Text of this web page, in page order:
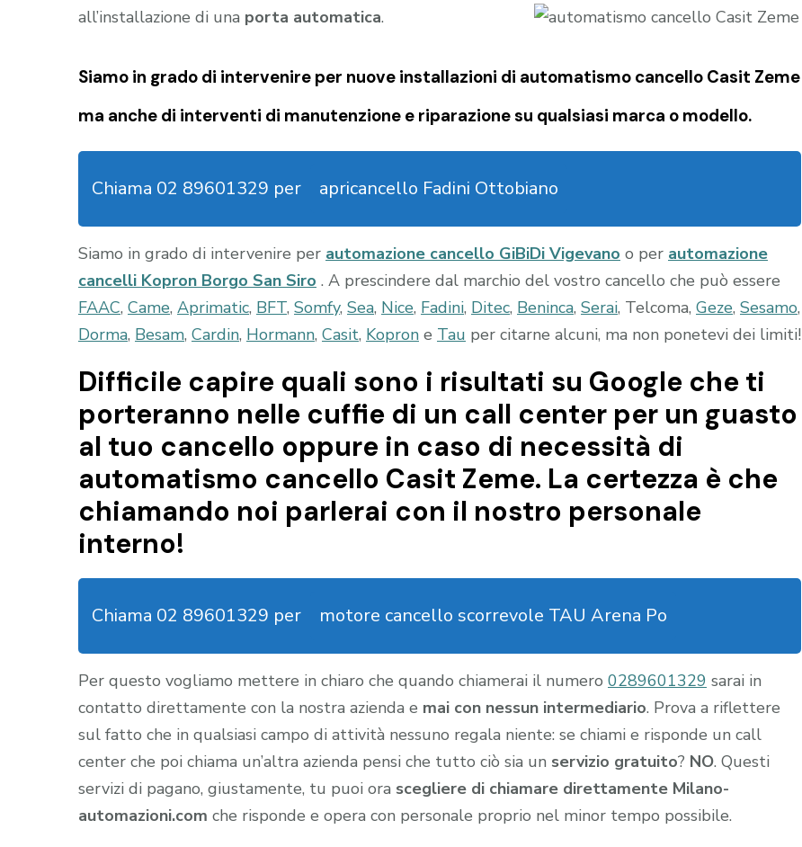
all’installazione di una porta automatica.
Siamo in grado di intervenire per nuove installazioni di automatismo cancello Casit Zeme
ma anche di interventi di manutenzione e riparazione su qualsiasi marca o modello.
Chiama 02 89601329 per apricancello Fadini Ottobiano
Siamo in grado di intervenire per automazione cancello GiBiDi Vigevano o per automazione
cancelli Kopron Borgo San Siro . A prescindere dal marchio del vostro cancello che può essere
FAAC, Came, Aprimatic, BFT, Somfy, Sea, Nice, Fadini, Ditec, Beninca, Serai, Telcoma, Geze, Sesamo,
Dorma, Besam, Cardin, Hormann, Casit, Kopron e Tau per citarne alcuni, ma non ponetevi dei limiti!
Difficile capire quali sono i risultati su Google che ti
porteranno nelle cuffie di un call center per un guasto
al tuo cancello oppure in caso di necessità di
automatismo cancello Casit Zeme. La certezza è che
chiamando noi parlerai con il nostro personale
interno!
Chiama 02 89601329 per motore cancello scorrevole TAU Arena Po
Per questo vogliamo mettere in chiaro che quando chiamerai il numero 0289601329 sarai in
contatto direttamente con la nostra azienda e mai con nessun intermediario. Prova a riflettere
sul fatto che in qualsiasi campo di attività nessuno regala niente: se chiami e risponde un call
center che poi chiama un’altra azienda pensi che tutto ciò sia un servizio gratuito? NO. Questi
servizi di pagano, giustamente, tu puoi ora scegliere di chiamare direttamente Milano-
automazioni.com che risponde e opera con personale proprio nel minor tempo possibile.